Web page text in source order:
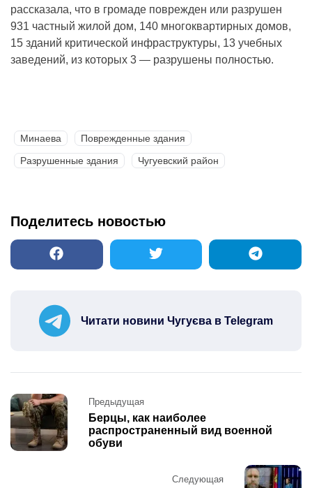
рассказала, что в громаде поврежден или разрушен
931 частный жилой дом, 140 многоквартирных домов,
15 зданий критической инфраструктуры, 13 учебных
заведений, из которых 3 — разрушены полностью.
Минаева
Поврежденные здания
Разрушенные здания
Чугуевский район
Поделитесь новостью
Читати новини Чугуєва в Telegram
Post
navigation
Предыдущая
Берцы, как наиболее
распространенный вид военной
обуви
Следующая